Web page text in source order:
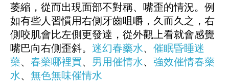
萎縮，從而出現面部不對稱、嘴歪的情況。例
如有些人習慣用右側牙齒咀嚼，久而久之，右
側咬肌會比左側更發達，從外觀上看就會感覺
嘴巴向右側歪斜。 迷幻春藥水、 催眠昏睡迷
藥、 春藥哪裡買、 男用催情水、 強效催情春藥
水、 無色無味催情水